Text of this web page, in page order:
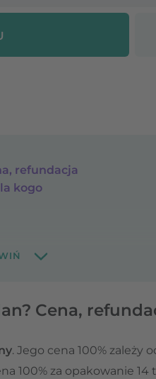
refundacja
kogo
Cena,
. Jego cena 100% zależy
100% za opakowanie 14